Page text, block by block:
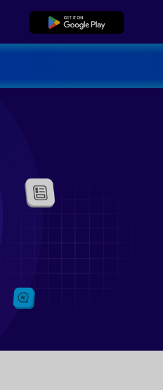
Bezplatné stažení